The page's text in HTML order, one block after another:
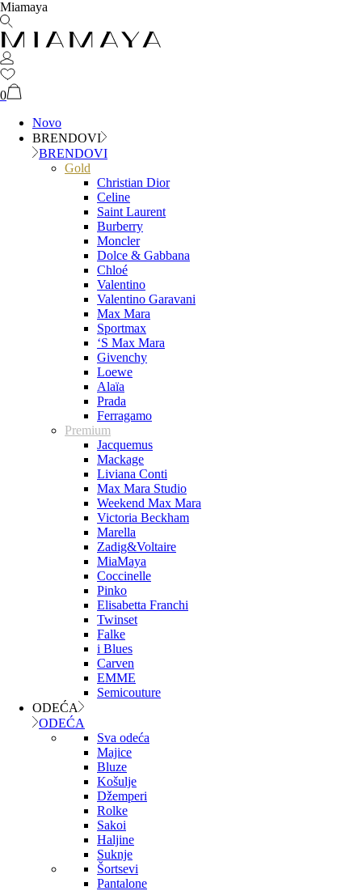
Miamaya
0
Novo
BRENDOVI
BRENDOVI
Gold
Christian Dior
Celine
Saint Laurent
Burberry
Moncler
Dolce & Gabbana
Chloé
Valentino
Valentino Garavani
Max Mara
Sportmax
‘S Max Mara
Givenchy
Loewe
Alaïa
Prada
Ferragamo
Premium
Jacquemus
Mackage
Liviana Conti
Max Mara Studio
Weekend Max Mara
Victoria Beckham
Marella
Zadig&Voltaire
MiaMaya
Coccinelle
Pinko
Elisabetta Franchi
Twinset
Falke
i Blues
Carven
EMME
Semicouture
ODEĆA
ODEĆA
Sva odeća
Majice
Bluze
Košulje
Džemperi
Rolke
Sakoi
Haljine
Suknje
Šortsevi
Pantalone